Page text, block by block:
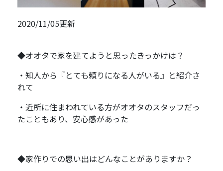
2020/11/05更新
◆オオタで家を建てようと思ったきっかけは？
・知人から『とても頼りになる人がいる』と紹介さ
れて
・近所に住まわれている方がオオタのスタッフだっ
たこともあり、安心感があった
◆家作りでの思い出はどんなことがありますか？